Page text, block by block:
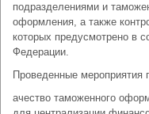
подразделениями и
оформления, а также
которых предусмотрено в
Федерации.
Проведенные мероприятия
ачество таможенного